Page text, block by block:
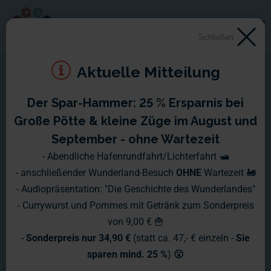
Schließen
Aktuelle Mitteilung
Der Spar-Hammer: 25 % Ersparnis bei
Große Pötte & kleine Züge im August und
September - ohne Wartezeit
- Abendliche Hafenrundfahrt/Lichterfahrt 🛥️
- anschließender Wunderland-Besuch OHNE Wartezeit 🚂
- Audiopräsentation: "Die Geschichte des Wunderlandes"
- Currywurst und Pommes mit Getränk zum Sonderpreis
von 9,00 € 🍟
- Sonderpreis nur 34,90 € (statt ca. 47,- € einzeln - Sie
sparen mind. 25 %) 😮